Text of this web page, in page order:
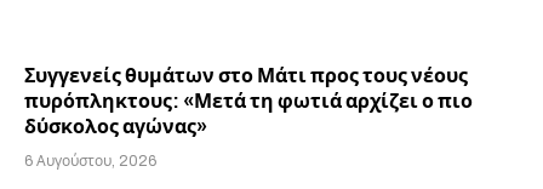
Συγγενείς θυμάτων στο Μάτι προς τους νέους
πυρόπληκτους: «Μετά τη φωτιά αρχίζει ο πιο
δύσκολος αγώνας»
6 Αυγούστου, 2026